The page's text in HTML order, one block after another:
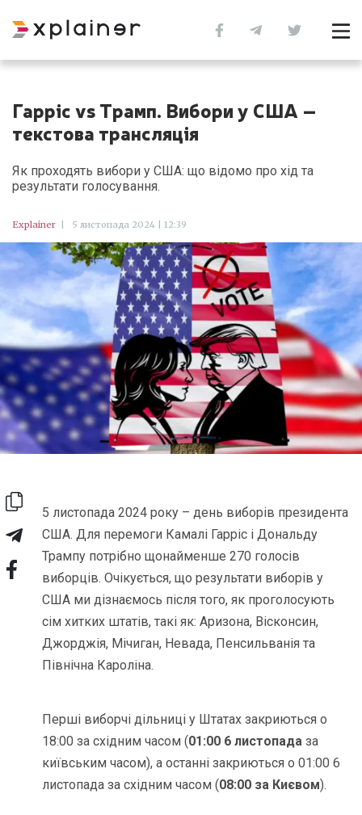
Гарріс vs Трамп. Вибори у США –
текстова трансляція
Як проходять вибори у США: що відомо про хід та
результати голосування.
Explainer 5 листопада 2024 | 12:39
5 листопада 2024 року – день виборів президента
США. Для перемоги Камалі Гарріс і Дональду
Трампу потрібно щонайменше 270 голосів
виборців. Очікується, що результати виборів у
США ми дізнаємось після того, як проголосують
сім хитких штатів, такі як: Аризона, Вісконсин,
Джорджія, Мічиган, Невада, Пенсильванія та
Північна Кароліна.
Перші виборчі дільниці у Штатах закриються о
18:00 за східним часом (01:00 6 листопадаза
київським часом), а останні закриються о 01:00 6
листопада за східним часом (08:00 за Києвом).